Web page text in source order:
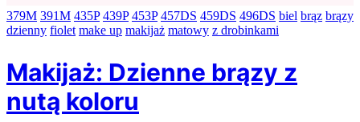
379M 391M 435P 439P 453P 457DS 459DS 496DS biel brąz brązy
dzienny fiolet make up makijaż matowy z drobinkami
Makijaż: Dzienne brązy z
nutą koloru